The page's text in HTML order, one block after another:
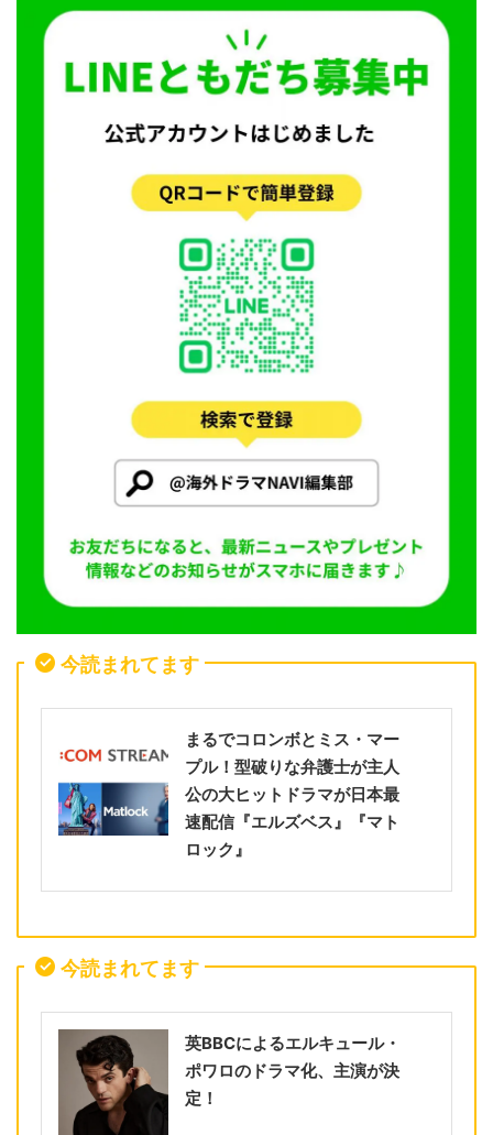
今読まれてます
まるでコロンボとミス・マー
プル！型破りな弁護士が主人
公の大ヒットドラマが日本最
速配信『エルズベス』『マト
ロック』
今読まれてます
英BBCによるエルキュール・
ポワロのドラマ化、主演が決
定！